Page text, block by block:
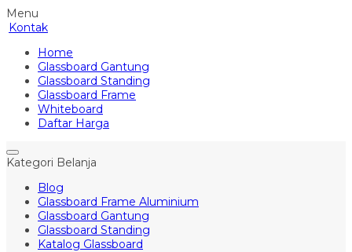
Menu
Kontak
Home
Glassboard Gantung
Glassboard Standing
Glassboard Frame
Whiteboard
Daftar Harga
Kategori Belanja
Blog
Glassboard Frame Aluminium
Glassboard Gantung
Glassboard Standing
Katalog Glassboard